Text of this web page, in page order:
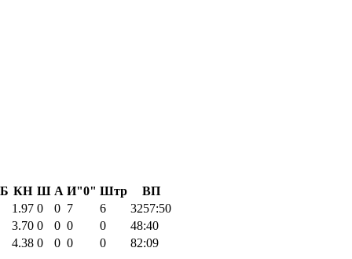
КН Ш А И"0" Штр
ВП
1.97 0 0 7 6
3257:50
3.70 0 0 0 0
48:40
4.38 0 0 0 0 82:09